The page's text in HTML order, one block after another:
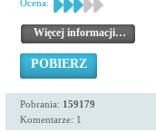
Ocena:
Więcej informacji…
POBIERZ
Pobrania: 159179
Komentarze: 1